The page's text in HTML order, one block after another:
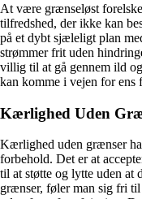
At være grænseløst
tilfredshed, der ikke kan
på et dybt sjæleligt plan
strømmer frit uden
villig til at gå gennem ild
kan komme i vejen for ens
Kærlighed Uden
Kærlighed uden grænser
forbehold. Det er at
til at støtte og lytte uden at
grænser, føler man sig fri